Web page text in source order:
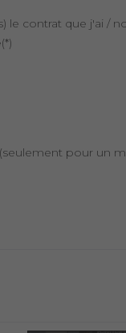
le contrat que j'ai /
pour un